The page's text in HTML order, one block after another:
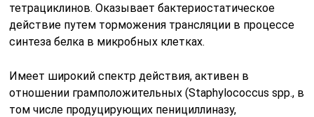
тетрациклинов. Оказывает бактериостатическое
действие путем торможения трансляции в процессе
синтеза белка в микробных клетках.
Имеет широкий спектр действия, активен в
отношении грамположительных (Staphylococcus spp., в
том числе продуцирующих пенициллиназу,